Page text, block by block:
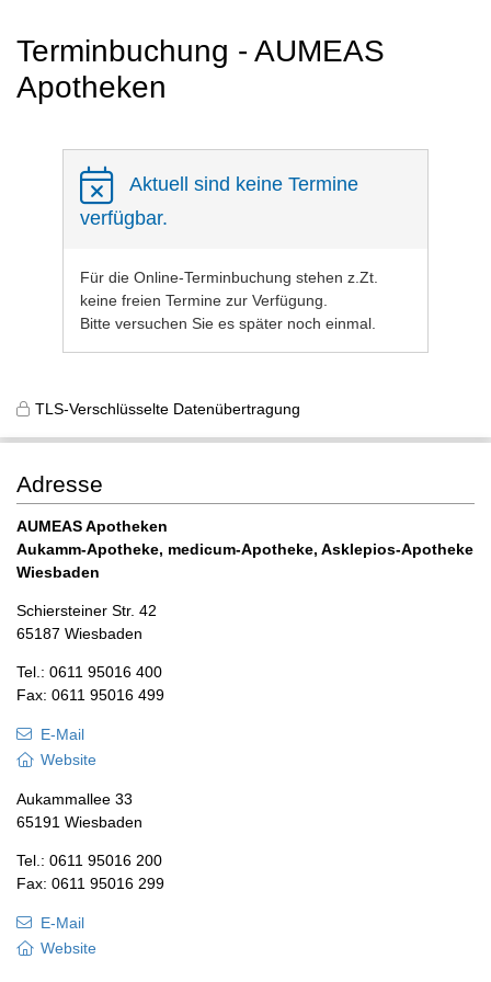
Terminbuchung - AUMEAS
Apotheken
Aktuell sind keine Termine
verfügbar.
Für die Online-Terminbuchung stehen z.Zt.
keine freien Termine zur Verfügung.
Bitte versuchen Sie es später noch einmal.
TLS-Verschlüsselte Datenübertragung
Adresse
AUMEAS Apotheken
Aukamm-Apotheke, medicum-Apotheke, Asklepios-Apotheke
Wiesbaden
Schiersteiner Str. 42
65187 Wiesbaden
Tel.: 0611 95016 400
Fax: 0611 95016 499
E-Mail
Website
Aukammallee 33
65191 Wiesbaden
Tel.: 0611 95016 200
Fax: 0611 95016 299
E-Mail
Website